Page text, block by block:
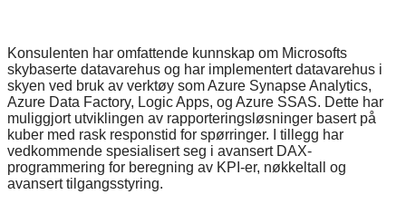
Konsulenten har omfattende kunnskap om Microsofts
skybaserte datavarehus og har implementert datavarehus i
skyen ved bruk av verktøy som Azure Synapse Analytics,
Azure Data Factory, Logic Apps, og Azure SSAS. Dette har
muliggjort utviklingen av rapporteringsløsninger basert på
kuber med rask responstid for spørringer. I tillegg har
vedkommende spesialisert seg i avansert DAX-
programmering for beregning av KPI-er, nøkkeltall og
avansert tilgangsstyring.